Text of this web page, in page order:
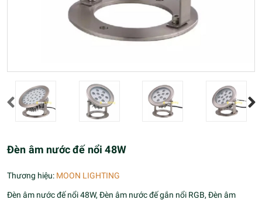
Đèn âm nước đế nổi 48W
Thương hiệu: MOON LIGHTING
Đèn âm nước đế nổi 48W, Đèn âm nước đế gắn nổi RGB, Đèn âm